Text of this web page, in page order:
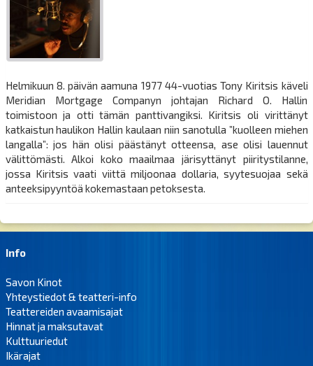
Helmikuun 8. päivän aamuna 1977 44-vuotias Tony Kiritsis käveli
Meridian Mortgage Companyn johtajan Richard O. Hallin
toimistoon ja otti tämän panttivangiksi. Kiritsis oli virittänyt
katkaistun haulikon Hallin kaulaan niin sanotulla ”kuolleen miehen
langalla”: jos hän olisi päästänyt otteensa, ase olisi lauennut
välittömästi. Alkoi koko maailmaa järisyttänyt piiritystilanne,
jossa Kiritsis vaati viittä miljoonaa dollaria, syytesuojaa sekä
anteeksipyyntöä kokemastaan petoksesta.
Info
Savon Kinot
Yhteystiedot & teatteri-info
Teattereiden avaamisajat
Hinnat ja maksutavat
Kulttuuriedut
Ikärajat